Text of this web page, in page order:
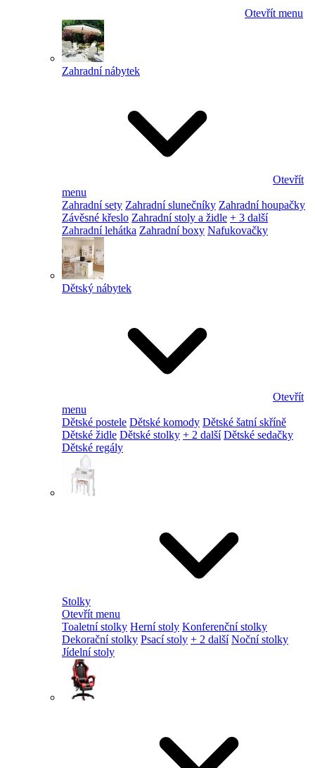
Otevřít menu
Zahradní nábytek
Otevřít
menu
Zahradní sety Zahradní slunečníky Zahradní houpačky
Závěsné křeslo Zahradní stoly a židle + 3 další
Zahradní lehátka Zahradní boxy Nafukovačky
Dětský nábytek
Otevřít
menu
Dětské postele Dětské komody Dětské šatní skříně
Dětské židle Dětské stolky + 2 další Dětské sedačky
Dětské regály
Stolky
Otevřít menu
Toaletní stolky Herní stoly Konferenční stolky
Dekorační stolky Psací stoly + 2 další Noční stolky
Jídelní stoly